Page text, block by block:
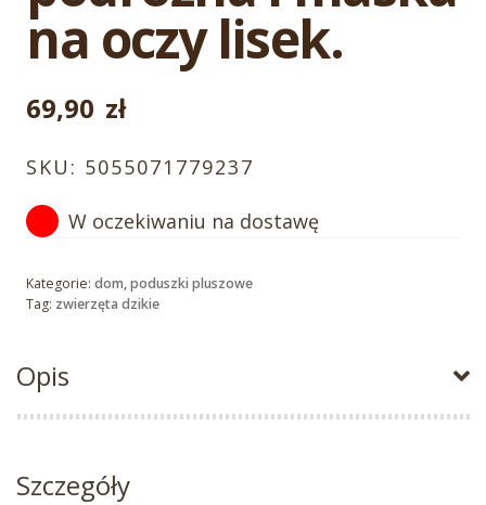
na oczy lisek.
69,90 zł
SKU: 5055071779237
W oczekiwaniu na dostawę
Kategorie: dom,poduszki pluszowe
Tag: zwierzęta dzikie
Opis
Szczegóły